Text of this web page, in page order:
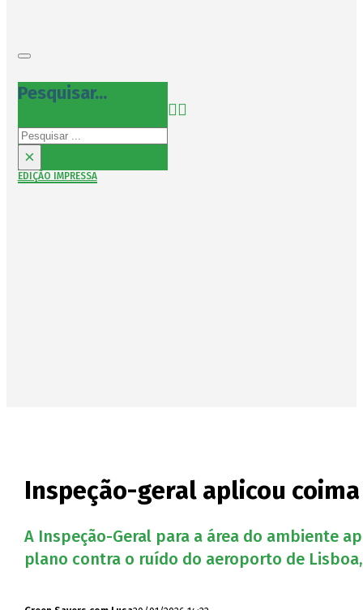
Pesquisar...
Pesquisar
×
EDIÇÃO IMPRESSA
Inspeção-geral aplicou
A Inspeção-Geral para a área do ambiente
plano contra o ruído do aeroporto de